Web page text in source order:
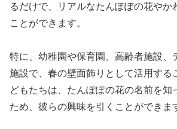
るだけで、リアルなたんぽぽの花やか
ことができます。
特に、幼稚園や保育園、高齢者施設、
施設で、春の壁面飾りとして活用する
どもたちは、たんぽぽの花の名前を知
ため、彼らの興味を引くことができま